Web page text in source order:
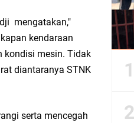
JKNN
yang Terus Istiqomah
1448 H dengan Doa Kedamaian
di Tahun Baru Islam 1448 H
mengatakan,"
kendaraan
kondisi mesin. Tidak
diantaranya STNK
serta mencegah